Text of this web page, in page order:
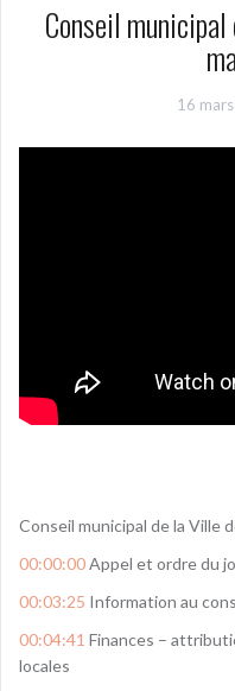
Conseil
16
Conseil municipal de la Ville
00:00:00Appel et ordre du
00:03:25 Information au
00:04:41 Finances –
locales